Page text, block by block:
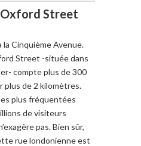
Oxford Street
la Cinquième Avenue.
Street -situéedans
compteplus de 300
plus de 2 kilomètres.
plus fréquentées
devisiteurs
exagère pas.Bien sûr,
ruelondonienne est